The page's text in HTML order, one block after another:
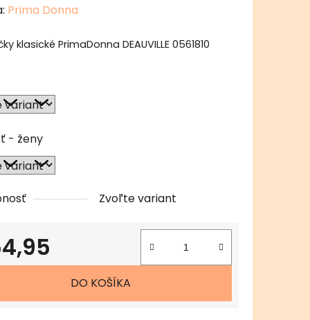
Prima Donna
klasické PrimaDonna DEAUVILLE 0561810
- ženy
Zvoľte variant
cena:
DO KOŠÍKA